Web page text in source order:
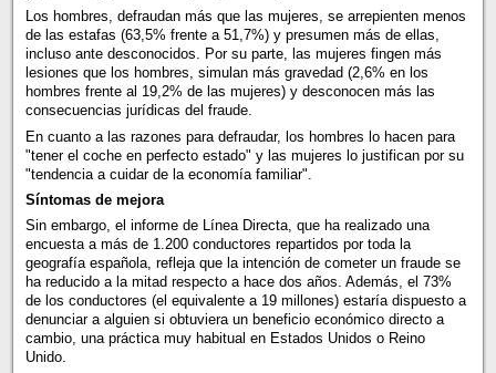
Los hombres, defraudan más que las mujeres, se arrepienten menos
de las estafas (63,5% frente a 51,7%) y presumen más de ellas,
incluso ante desconocidos. Por su parte, las mujeres fingen más
lesiones que los hombres, simulan más gravedad (2,6% en los
hombres frente al 19,2% de las mujeres) y desconocen más las
consecuencias jurídicas del fraude.
En cuanto a las razones para defraudar, los hombres lo hacen para
"tener el coche en perfecto estado" y las mujeres lo justifican por su
"tendencia a cuidar de la economía familiar".
Síntomas de mejora
Sin embargo, el informe de Línea Directa, que ha realizado una
encuesta a más de 1.200 conductores repartidos por toda la
geografía española, refleja que la intención de cometer un fraude se
ha reducido a la mitad respecto a hace dos años. Además, el 73%
de los conductores (el equivalente a 19 millones) estaría dispuesto a
denunciar a alguien si obtuviera un beneficio económico directo a
cambio, una práctica muy habitual en Estados Unidos o Reino
Unido.